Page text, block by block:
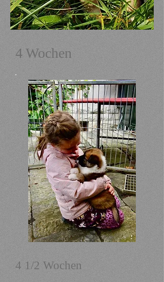
4 Wochen
4 1/2 Wochen